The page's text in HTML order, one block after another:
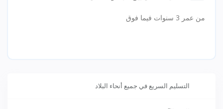
من عمر 3 سنوات فيما فوق
التسليم السريع في جميع أنحاء البلاد